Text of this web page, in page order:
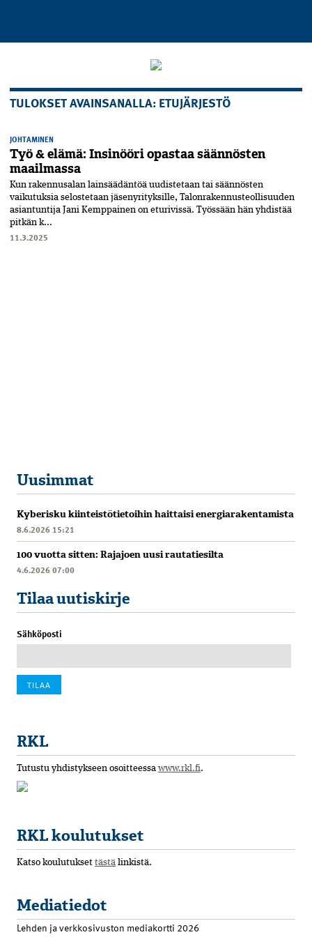
TULOKSET AVAINSANALLA: ETUJÄRJESTÖ
JOHTAMINEN
Työ & elämä: Insinööri opastaa säännösten
maailmassa
Kun rakennusalan lainsäädäntöä uudistetaan tai säännösten
vaikutuksia selostetaan jäsenyrityksille, Talonrakennusteollisuuden
asiantuntija Jani Kemppainen on eturivissä. Työssään hän yhdistää
pitkän k...
11.3.2025
Uusimmat
Kyberisku kiinteistötietoihin haittaisi energiarakentamista
8.6.2026 15:21
100 vuotta sitten: Rajajoen uusi rautatiesilta
4.6.2026 07:00
Tilaa uutiskirje
Sähköposti
RKL
Tutustu yhdistykseen osoitteessa www.rkl.fi.
RKL koulutukset
Katso koulutukset tästä linkistä.
Mediatiedot
Lehden ja verkkosivuston mediakortti 2026